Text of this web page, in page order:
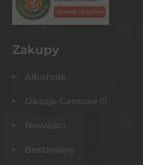
Zakupy
Alkohole
Okazje Cenowe !!!
Nowości
Bestsellery